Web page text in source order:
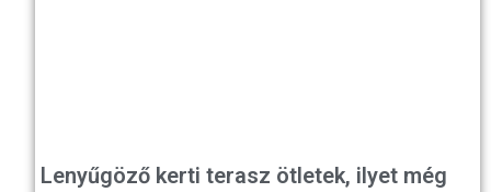
Lenyűgöző kerti terasz ötletek, ilyet még